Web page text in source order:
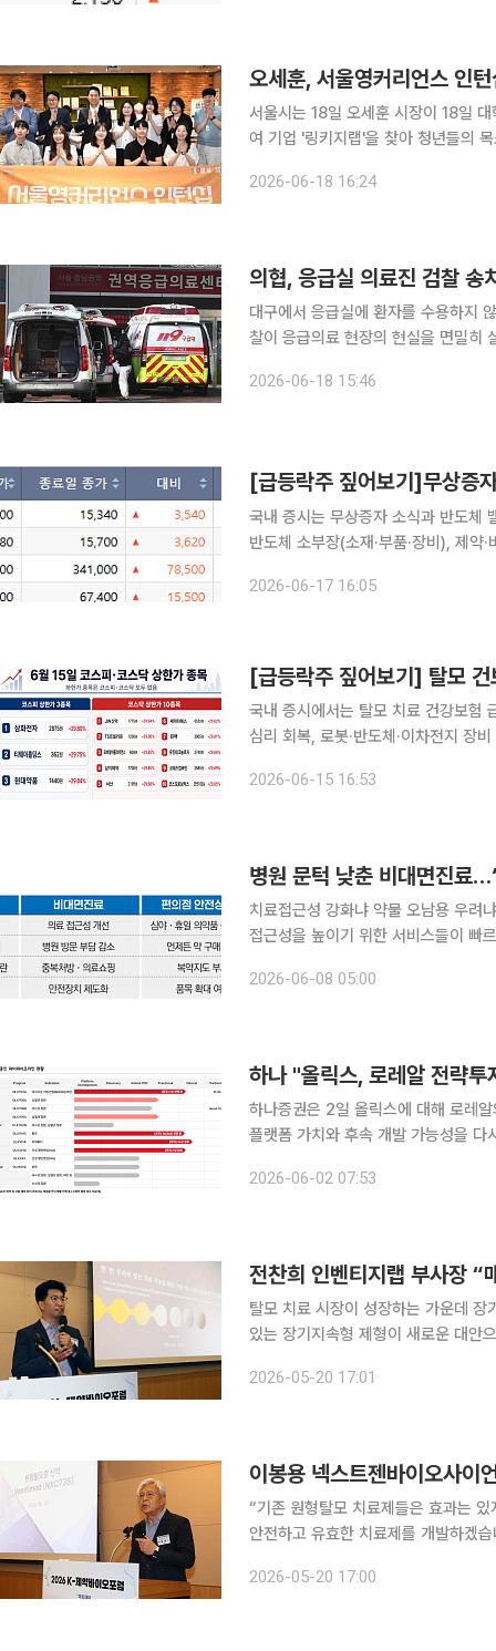
오세훈, 서울영커리언스 인
서울시는 18일 오세훈 시장이 18일
여 기업 '링키지랩'을 찾아 청년들의
여 학생들과 인턴 활동 성과와 소감을
2026-06-18 16:24
의협, 응급실 의료진 검찰 송
대구에서 응급실에 환자를 수용하지
찰이 응급의료 현장의 현실을 면밀히
현실을 외면한 처사’라고 유감을 표
2026-06-18 15:46
[급등락주 짚어보기]무상증
국내 증시는 무상증자 소식과 반도체
반도체 소부장(소재·부품·장비), 제
피 시장에서 상한가를 기록한 종목은
2026-06-17 16:05
국내 증시에서는 탈모 치료 건강보험
심리 회복, 로봇·반도체·이차전지 장
2026-06-15 16:53
치료접근성 강화냐 약물 오남용 우려
접근성을 높이기 위한 서비스들이 빠
의료 체계 변화 등의 영향으로 국민은
2026-06-08 05:00
하나 "올릭스, 로레알 전략투
하나증권은 2일 올릭스에 대해 로레
플랫폼 가치와 후속 개발 가능성을 다시 확인해
Opportunity Fund가 651억원,
2026-06-02 07:53
탈모 치료 시장이 성장하는 가운데
있는 장기지속형 제형이 새로운 대안
사장은 20일 서울 영등포구 FKI타워
2026-05-20 17:01
“기존 원형탈모 치료제들은 효과는
안전하고 유효한 치료제를 개발하겠습니다.” 이봉용 넥스트젠바이오사이언스 대표
드‘(프로젝트명 NXC736) 개발 현황
2026-05-20 17:00